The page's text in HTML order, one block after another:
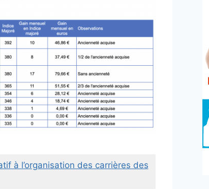
à l’organisation des carrières des